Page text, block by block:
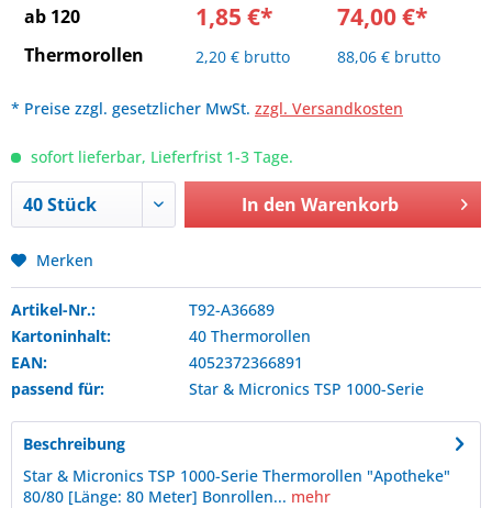
ab 120
Thermorollen
1,85 €*
2,20 € brutto
74,00 €*
88,06 € brutto
* Preise zzgl. gesetzlicher MwSt. zzgl. Versandkosten
sofort lieferbar, Lieferfrist 1-3 Tage.
In den Warenkorb
Merken
Artikel-Nr.:
T92-A36689
Kartoninhalt:
40 Thermorollen
EAN:
4052372366891
passend für:
Star & Micronics TSP 1000-Serie
Beschreibung
Star & Micronics TSP 1000-Serie Thermorollen "Apotheke"
80/80 [Länge: 80 Meter] Bonrollen... mehr